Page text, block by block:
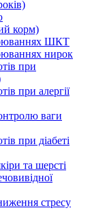
корм)
ШКТ
нирок
при
при алергії
ваги
при діабеті
та шерсті
стресу